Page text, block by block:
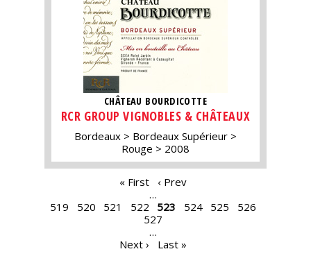
CHÂTEAU BOURDICOTTE
RCR GROUP VIGNOBLES & CHÂTEAUX
Bordeaux
Bordeaux Supérieur
Rouge
2008
« First
‹ Prev
…
519
520 521 522 523 524 525
526
527
…
Next ›
Last »